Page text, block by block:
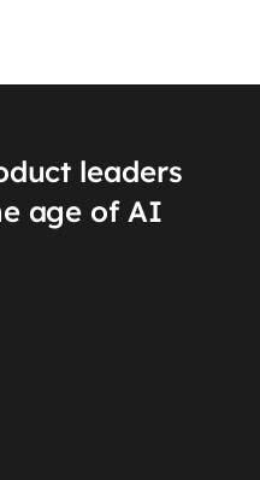
leaders
age of AI